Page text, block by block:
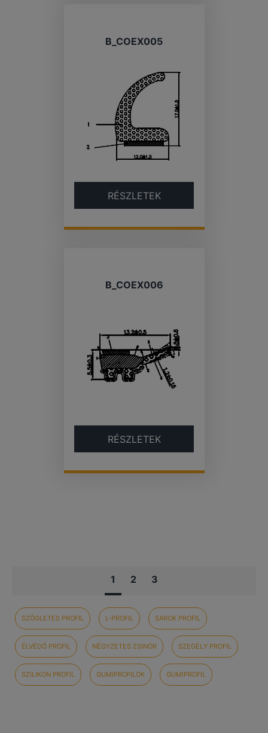
B_COEX005
RÉSZLETEK
B_COEX006
RÉSZLETEK
1 2 3
SZÖGLETES PROFIL L-PROFIL SAROK PROFIL
ÉLVÉDŐ PROFIL NÉGYZETES ZSINÓR SZEGÉLY PROFIL
SZILIKON PROFIL GUMIPROFILOK GUMIPROFIL